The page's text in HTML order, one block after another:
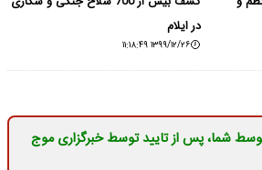
در ایلام
۱۳۹۹/۱۲/۲۶ ۱۱:۱۸:۴۹
شما، پس از تایید توسط خبرگزاری موج